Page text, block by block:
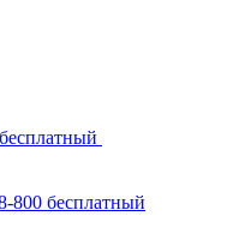
800 бесплатный